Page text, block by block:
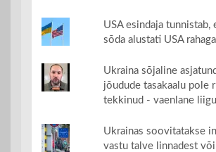
USA esindaja tunnistab,
sõda alustati USA rahaga
Ukraina sõjaline
jõudude tasakaalu pole
tekkinud - vaenlane
Ukrainas soovitatakse
vastu talve linnadest